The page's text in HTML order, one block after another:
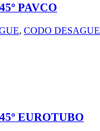
PAVCO
, CODO DESAGUE
EUROTUBO